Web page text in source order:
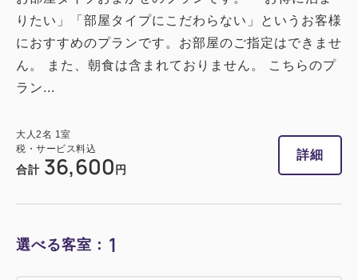
りたい」「部屋タイプにこだわらない」というお客様
におすすめのプランです。お部屋のご指定はできませ
ん。 また、朝食は含まれておりません。 こちらのプ
ラン...
大人2名 1室
税・サービス料込
合計 36,600 円
詳細
選べる客室： 1